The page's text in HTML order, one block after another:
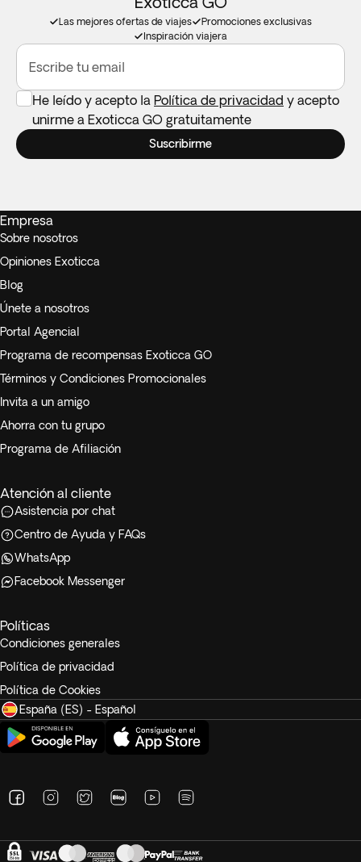
Las mejores ofertas de viajes
Promociones exclusivas
Inspiración viajera
Escribe tu email
He leído y acepto la Política de privacidad y acepto
unirme a Exoticca GO gratuitamente
Suscribirme
Empresa
Sobre nosotros
Opiniones Exoticca
Blog
Únete a nosotros
Portal Agencial
Programa de recompensas Exoticca GO
Términos y Condiciones Promocionales
Invita a un amigo
Ahorra con tu grupo
Programa de Afiliación
Atención al cliente
Asistencia por chat
Centro de Ayuda y FAQs
WhatsApp
Facebook Messenger
Políticas
Condiciones generales
Política de privacidad
Política de Cookies
España (ES) - Español